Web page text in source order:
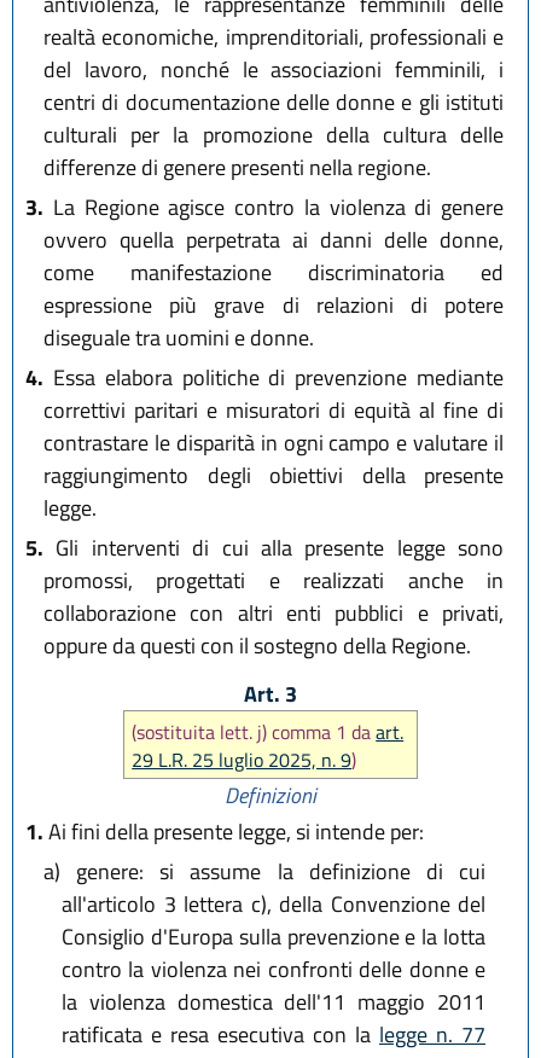
realtà economiche, imprenditoriali, professionali e
del lavoro, nonché le associazioni femminili, i
centri di documentazione delle donne e gli istituti
culturali per la promozione della cultura delle
differenze di genere presenti nella regione.
3. La Regione agisce contro la violenza di genere
ovvero quella perpetrata ai danni delle donne,
come manifestazione discriminatoria ed
espressione più grave di relazioni di potere
diseguale tra uomini e donne.
4. Essa elabora politiche di prevenzione mediante
correttivi paritari e misuratori di equità al fine di
contrastare le disparità in ogni campo e valutare il
raggiungimento degli obiettivi della presente
legge.
5. Gli interventi di cui alla presente legge sono
promossi, progettati e realizzati anche in
collaborazione con altri enti pubblici e privati,
oppure da questi con il sostegno della Regione.
Art. 3
(sostituita lett. j) comma 1 daart.
29 L.R. 25 luglio 2025, n. 9)
Definizioni
1.Ai fini della presente legge, si intende per:
a) genere: si assume la definizione di cui
all'articolo 3 lettera c), della Convenzione del
Consiglio d'Europa sulla prevenzione e la lotta
contro la violenza nei confronti delle donne e
la violenza domestica dell'11 maggio 2011
ratificata e resa esecutiva con la legge n. 77